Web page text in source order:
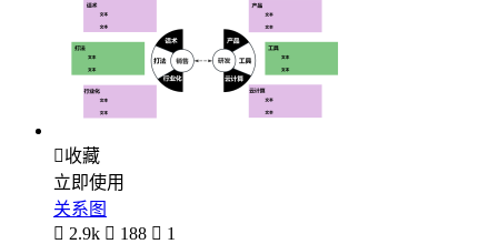
收藏
立即使用
关系图
 2.9k  188  1